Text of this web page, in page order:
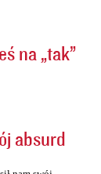
na „tak”
absurd